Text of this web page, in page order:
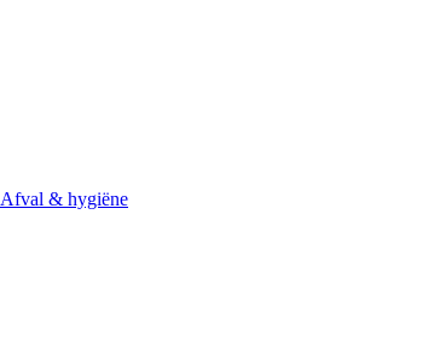
Afval & hygiëne